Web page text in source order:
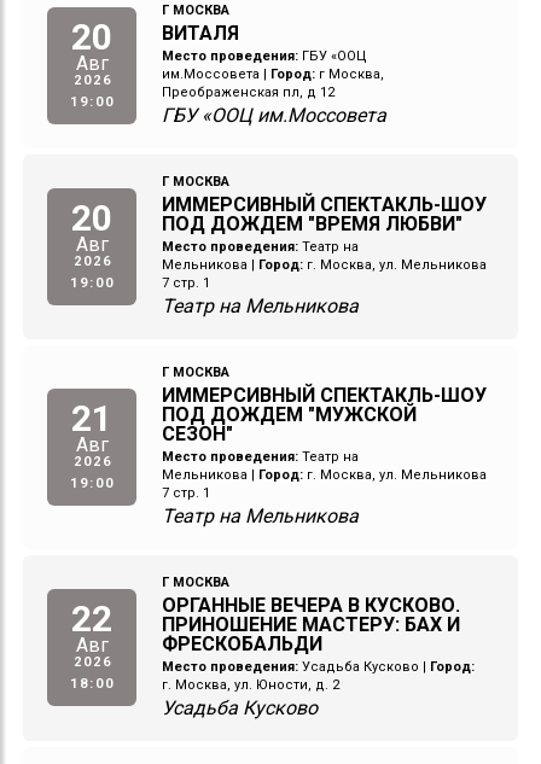
20
Авг
2026
19:00
Г МОСКВА
ВИТАЛЯ
Место проведения: ГБУ «ООЦ
им.Моссовета | Город: г Москва,
Преображенская пл, д 12
ГБУ «ООЦ им.Моссовета
20
Авг
2026
19:00
Г МОСКВА
ИММЕРСИВНЫЙ СПЕКТАКЛЬ-ШОУ
ПОД ДОЖДЕМ "ВРЕМЯ ЛЮБВИ"
Место проведения: Театр на
Мельникова | Город: г. Москва, ул. Мельникова
7 стр. 1
Театр на Мельникова
21
Авг
2026
19:00
Г МОСКВА
ИММЕРСИВНЫЙ СПЕКТАКЛЬ-ШОУ
ПОД ДОЖДЕМ "МУЖСКОЙ
СЕЗОН"
Место проведения: Театр на
Мельникова | Город: г. Москва, ул. Мельникова
7 стр. 1
Театр на Мельникова
22
Авг
2026
18:00
Г МОСКВА
ОРГАННЫЕ ВЕЧЕРА В КУСКОВО.
ПРИНОШЕНИЕ МАСТЕРУ: БАХ И
ФРЕСКОБАЛЬДИ
Место проведения: Усадьба Кусково | Город:
г. Москва, ул. Юности, д. 2
Усадьба Кусково